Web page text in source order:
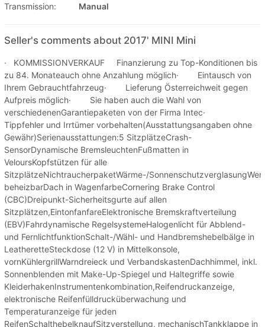
Transmission:
Manual
Seller's comments about 2017' MINI Mini
· KOMMISSIONVERKAUF Finanzierung zu Top-Konditionen bis
zu 84. Monateauch ohne Anzahlung möglich· Eintausch von
Ihrem Gebrauchtfahrzeug· Lieferung Österreichweit gegen
Aufpreis möglich· Sie haben auch die Wahl von
verschiedenenGarantiepaketen von der Firma Intec·
Tippfehler und Irrtümer vorbehalten(Ausstattungsangaben ohne
Gewähr)Serienausstattungen:5 SitzplätzeCrash-
SensorDynamische BremsleuchtenFußmatten in
VeloursKopfstützen für alle
SitzplätzeNichtraucherpaketWärme-/
beheizbarDach in WagenfarbeCornering Brake Control
(CBC)Dreipunkt-Sicherheitsgurte auf allen
Sitzplätzen,EintonfanfareElektronische Bremskraftverteilung
(EBV)Fahrdynamische RegelsystemeHalogenlicht für Abblend-
und FernlichtfunktionSchalt-/Wähl- und Handbremshebelbälge in
LeatheretteSteckdose (12 V) in Mittelkonsole,
vornKühlergrillWarndreieck und VerbandskastenDachhimmel, inkl.
Sonnenblenden mit Make-Up-Spiegel und Haltegriffe sowie
KleiderhakenInstrumentenkombination,Reifendruckanzeige,
elektronische Reifenfülldrucküberwachung und
Temperaturanzeige für jeden
ReifenSchalthebelknaufSitzverstellung, mechanischTankklappe in